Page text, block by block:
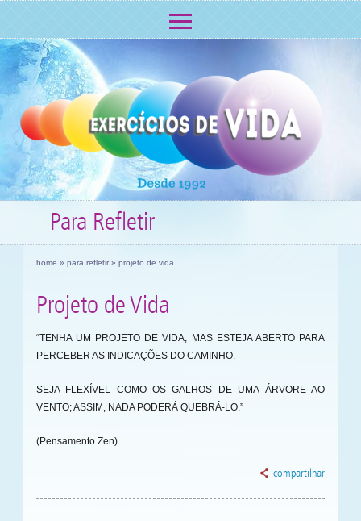
Para Refletir
home » para refletir» projeto de vida
Projeto de Vida
“TENHA UM PROJETO DE VIDA, MAS ESTEJA ABERTO PARA
PERCEBER AS INDICAÇÕES DO CAMINHO.
SEJA FLEXÍVEL COMO OS GALHOS DE UMA ÁRVORE AO
VENTO; ASSIM, NADA PODERÁ QUEBRÁ-LO.”
(Pensamento Zen)
compartilhar